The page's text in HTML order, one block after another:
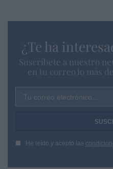
¿Te ha
Suscríbete a nuestro
en tu correo lo más
Tu correo electrónico...
He leído y acepto las